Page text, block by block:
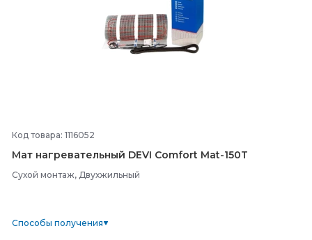
Код товара: 1116052
Мат нагревательный DEVI Comfort Mat-150T
Сухой монтаж, Двухжильный
Способы получения